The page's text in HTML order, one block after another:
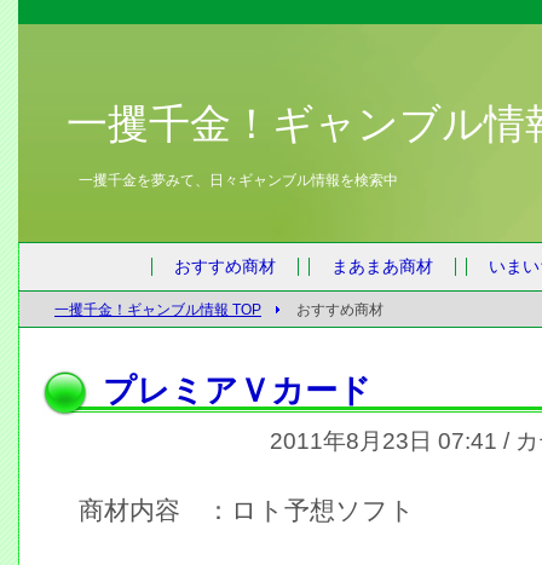
一攫千金！ギャンブル情
一攫千金を夢みて、日々ギャンブル情報を検索中
おすすめ商材 まあまあ商材 いま
一攫千金！ギャンブル情報 TOP おすすめ商材
プレミアＶカード
2011年8月23日 07:41 /
商材内容 ：ロト予想ソフト